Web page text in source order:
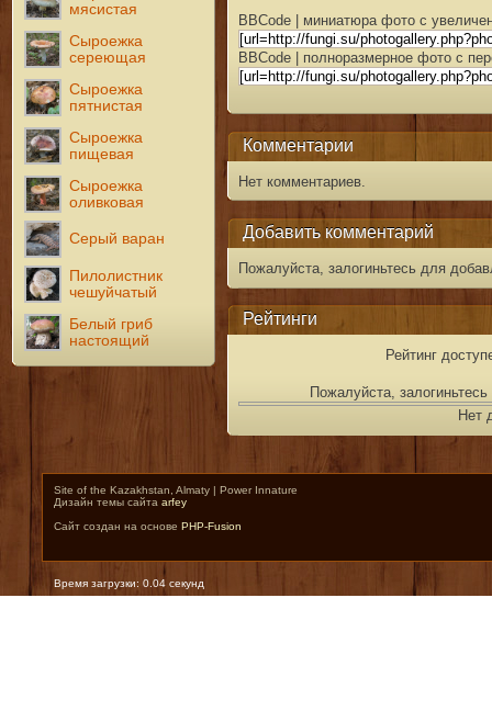
мясистая
Сыроежка
сереющая
Сыроежка
пятнистая
Сыроежка
пищевая
Сыроежка
оливковая
Серый варан
Пилолистник
чешуйчатый
Белый гриб
настоящий
BBCode | миниатюра фото с
BBCode | полноразмерное фото с
Комментарии
Нет комментариев.
Добавить комментарий
Пожалуйста, залогиньтесь для
Рейтинги
Рейтинг
Пожалуйста,
Нет
Site of the Kazakhstan, Almaty | Power Innature
Дизайн темы сайта arfey
Сайт создан на основе PHP-Fusion
Время загрузки: 0.04 секунд